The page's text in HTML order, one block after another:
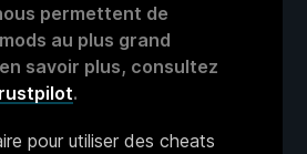
permettent de
au plus grand
savoir plus, consultez
.
pour utiliser des cheats